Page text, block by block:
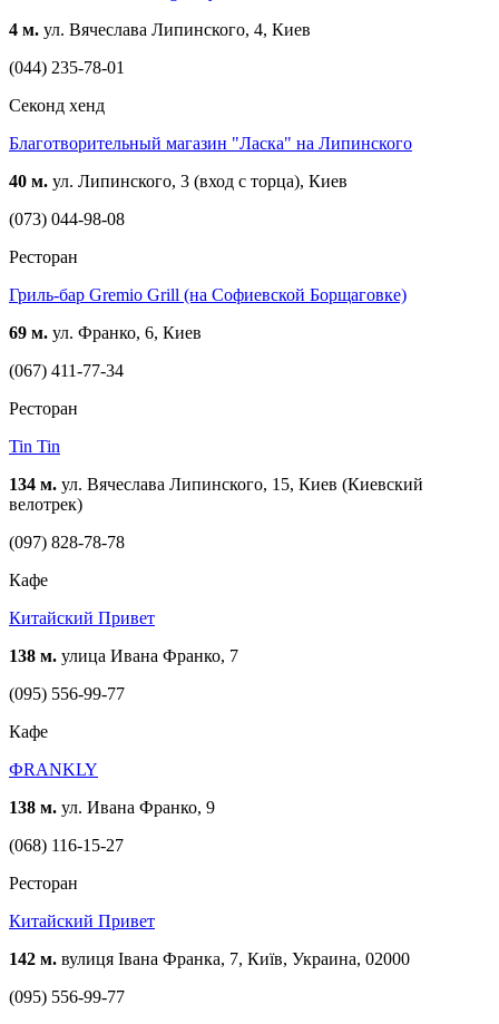
4 м. ул. Вячеслава Липинского, 4, Киев
(044) 235-78-01
Cеконд хенд
Благотворительный магазин "Ласка" на Липинского
40 м. ул. Липинского, 3 (вход с торца), Киев
(073) 044-98-08
Ресторан
Гриль-бар Gremio Grill (на Софиевской Борщаговке)
69 м. ул. Франко, 6, Киев
(067) 411-77-34
Ресторан
Tin Tin
134 м. ул. Вячеслава Липинского, 15, Киев (Киевский
велотрек)
(097) 828-78-78
Кафе
Китайский Привет
138 м. улица Ивана Франко, 7
(095) 556-99-77
Кафе
ФRANKLY
138 м. ул. Ивана Франко, 9
(068) 116-15-27
Ресторан
Китайский Привет
142 м. вулиця Івана Франка, 7, Київ, Украина, 02000
(095) 556-99-77